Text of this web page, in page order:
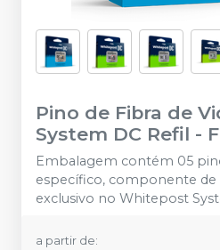
Pino de Fibra de
System DC Refil -
Embalagem contém 05
específico, componente de
exclusivo no Whitepost
a partir de: